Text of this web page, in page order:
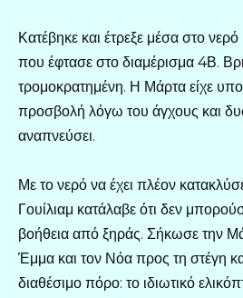
Κατέβηκε και έτρεξε μέσα στο νερό
που έφτασε στο διαμέρισμα 4Β.
τρομοκρατημένη. Η Μάρτα είχε
προσβολή λόγω του άγχους και
αναπνεύσει.
Με το νερό να έχει πλέον
Γουίλιαμ κατάλαβε ότι δεν
βοήθεια από ξηράς. Σήκωσε την
Έμμα και τον Νόα προς τη στέγη
διαθέσιμο πόρο: το ιδιωτικό